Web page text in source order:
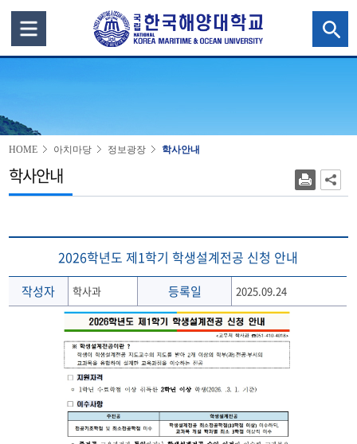
HOME 아치마당 정보광장 학사안내
학사안내
2026학년도 제1학기 학생설계전공 신청 안내
작성자 학사과 등록일 2025.09.24